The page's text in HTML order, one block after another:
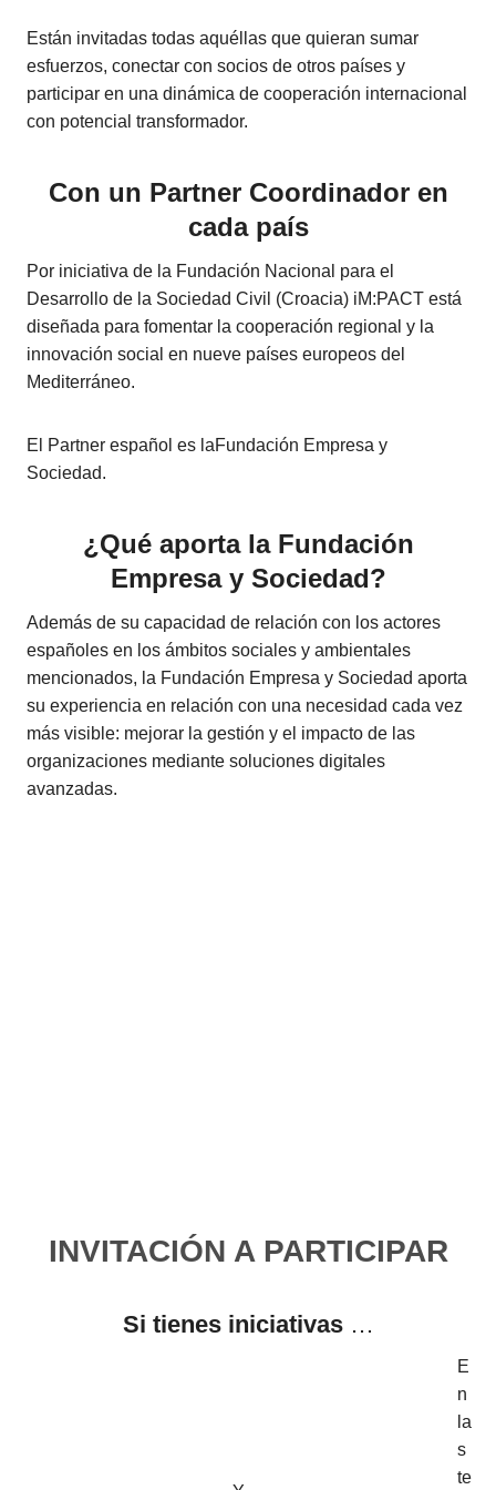
Están invitadas todas aquéllas que quieran sumar
esfuerzos, conectar con socios de otros países y
participar en una dinámica de cooperación internacional
con potencial transformador.
Con un Partner Coordinador en
cada país
Por iniciativa de la Fundación Nacional para el
Desarrollo de la Sociedad Civil (Croacia) iM:PACT está
diseñada para fomentar la cooperación regional y la
innovación social en nueve países europeos del
Mediterráneo.
El Partner español es laFundación Empresa y
Sociedad.
¿Qué aporta la Fundación
Empresa y Sociedad?
Además de su capacidad de relación con los actores
españoles en los ámbitos sociales y ambientales
mencionados, la Fundación Empresa y Sociedad aporta
su experiencia en relación con una necesidad cada vez
más visible: mejorar la gestión y el impacto de las
organizaciones mediante soluciones digitales
avanzadas.
INVITACIÓN A PARTICIPAR
Si tienes iniciativas…
E
n
la
s
te